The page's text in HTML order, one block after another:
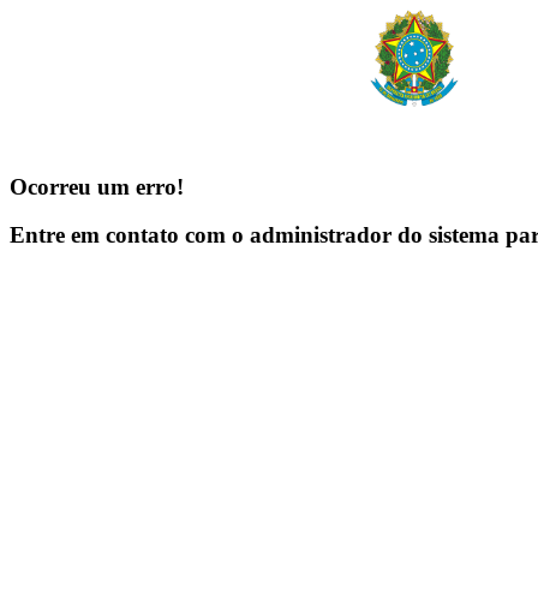
Ocorreu um erro!
Entre em contato com o administrador do sistema